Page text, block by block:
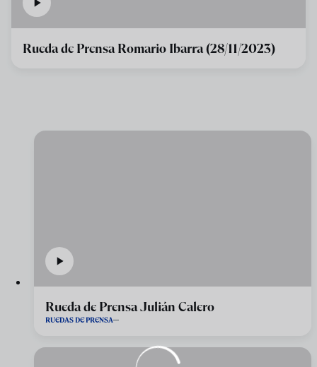
Rueda de Prensa Romario Ibarra (28/11/2023)
Rueda de Prensa Julián Calero
RUEDAS DE PRENSA